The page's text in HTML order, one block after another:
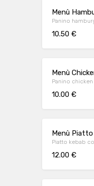
Menù
Panino
10.50 €
Menù
Panino
10.00 €
Menù Piatto
Piatto kebab
12.00 €